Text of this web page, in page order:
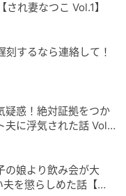
れ妻なつこ Vol.1】
するなら連絡して！
疑惑！絶対証拠をつか
夫に浮気された話 Vol.
の娘より飲み会が大
を懲らしめた話【第1